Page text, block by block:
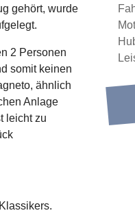
gehört, wurde
2 Personen
somit keinen
ähnlich
Anlage
leicht zu